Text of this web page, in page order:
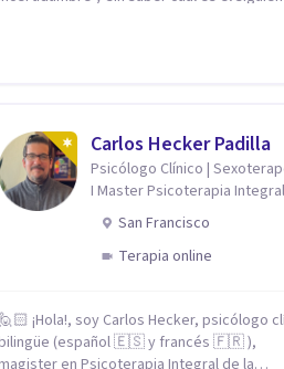
de herramientas prácticas y dinámicas
adaptadas a la edad de cada menor,
las etiquetas y los tecnicismos. Mi
de trabajar se centra en entender las
emociones que hay detrás del
necesaria para superar sus retos y
lidiando con la ansiedad, la timidez, la
escolares, así como a padres
Carlos Hecker Padilla
Psicólogo Clínico |
I Master Psicoterapia
Terapeuta de Pareja
San Francisco
Terapia online
🙋🏻 ¡Hola!, soy Carlos Hecker, psicólogo
(español 🇪🇸 y francés 🇫🇷 ),
en Psicoterapia Integral de la